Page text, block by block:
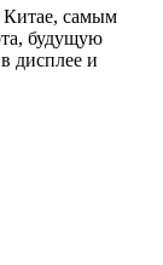
Китае, самым
будущую
дисплее и